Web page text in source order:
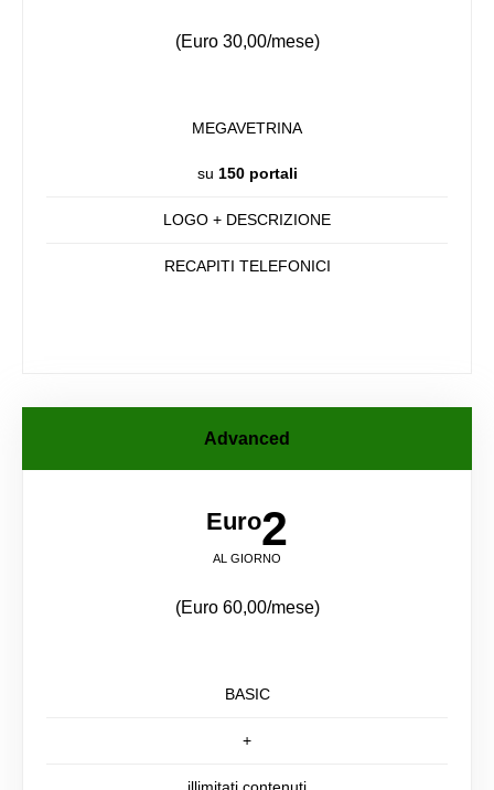
(Euro 30,00/mese)
MEGAVETRINA
su 150 portali
LOGO + DESCRIZIONE
RECAPITI TELEFONICI
Advanced
Euro2
AL GIORNO
(Euro 60,00/mese)
BASIC
+
illimitati contenuti